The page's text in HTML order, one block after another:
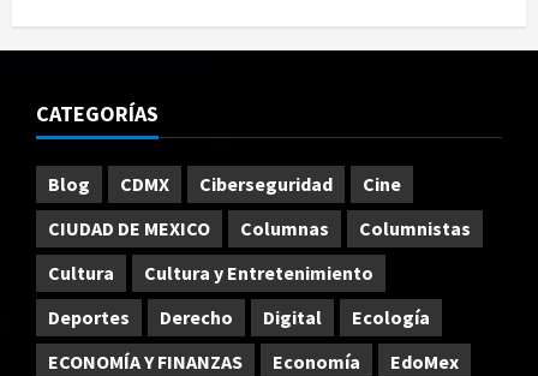
CATEGORÍAS
Blog CDMX Ciberseguridad
Cine
CIUDAD DE MEXICO
Columnas
Columnistas
Cultura
Cultura y Entretenimiento
Deportes
Derecho Digital
Ecología
ECONOMÍA Y FINANZAS
Economía
EdoMex